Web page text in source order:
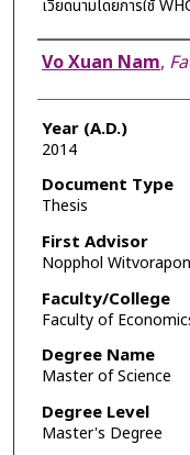
เวียดนามโดยการใช้
Author
Vo Xuan Nam,
Year (A.D.)
2014
Document Type
Thesis
First Advisor
Nopphol
Faculty/College
Faculty of
Degree Name
Master of Science
Degree Level
Master's Degree